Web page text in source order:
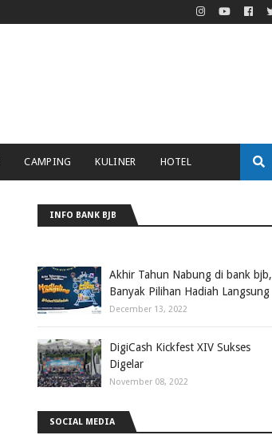
CAMPING KULINER HOTEL
INFO BANK BJB
Akhir Tahun Nabung di bank bjb,
Banyak Pilihan Hadiah Langsung
December 13, 2022
DigiCash Kickfest XIV Sukses
Digelar
November 08, 2022
SOCIAL MEDIA